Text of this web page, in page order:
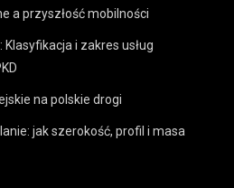
a przyszłość mobilności
Klasyfikacja i zakres usług
na polskie drogi
jak szerokość, profil i masa